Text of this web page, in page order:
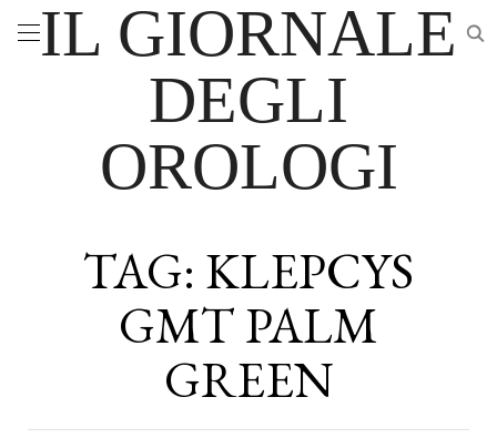
IL GIORNALE
DEGLI
OROLOGI
TAG: KLEPCYS
GMT PALM
GREEN